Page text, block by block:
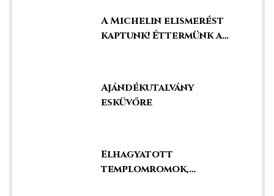
A Michelin elismerést
kaptunk! Éttermünk a
Ajándékutalvány
esküvőre
Elhagyatott
templomromok,